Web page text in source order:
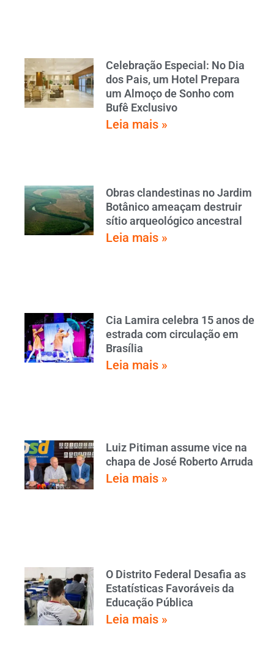
Celebração Especial: No Dia
dos Pais, um Hotel Prepara
um Almoço de Sonho com
Bufê Exclusivo
Leia mais »
Obras clandestinas no Jardim
Botânico ameaçam destruir
sítio arqueológico ancestral
Leia mais »
Cia Lamira celebra 15 anos de
estrada com circulação em
Brasília
Leia mais »
Luiz Pitiman assume vice na
chapa de José Roberto Arruda
Leia mais »
O Distrito Federal Desafia as
Estatísticas Favoráveis da
Educação Pública
Leia mais »